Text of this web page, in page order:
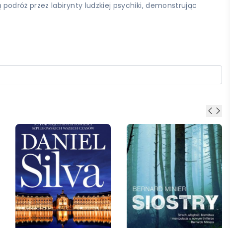
przez labirynty ludzkiej psychiki, demonstrując